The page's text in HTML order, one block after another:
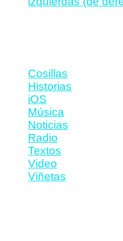
Cosillas
Historias
iOS
Música
Noticias
Radio
Textos
Video
Viñetas